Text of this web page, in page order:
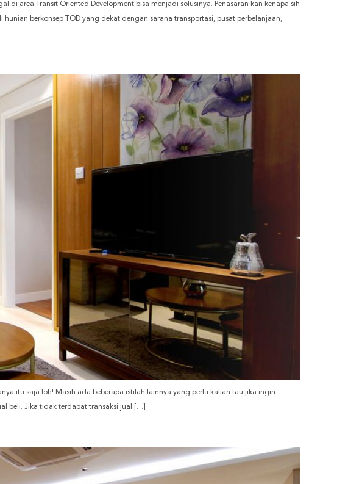
area Transit Oriented Development bisa menjadi solusinya. Penasaran kan kenapa sih
berkonsep TOD yang dekat dengan sarana transportasi, pusat perbelanjaan,
itu saja loh! Masih ada beberapa istilah lainnya yang perlu kalian tau jika ingin
beli. Jika tidak terdapat transaksi jual […]